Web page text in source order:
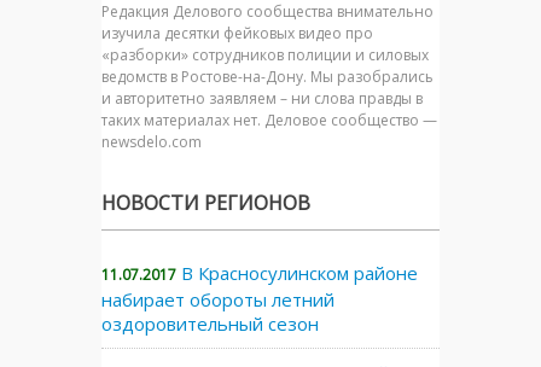
Редакция Делового сообщества внимательно
изучила десятки фейковых видео про
«разборки» сотрудников полиции и силовых
ведомств в Ростове-на-Дону. Мы разобрались
и авторитетно заявляем – ни слова правды в
таких материалах нет. Деловое сообщество —
newsdelo.com
НОВОСТИ РЕГИОНОВ
11.07.2017 В Красносулинском районе
набирает обороты летний
оздоровительный сезон